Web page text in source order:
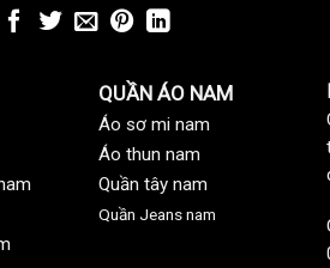
QUẦN ÁO NAM
Áo sơ mi nam
Áo thun nam
Quần tây nam
Quần Jeans nam